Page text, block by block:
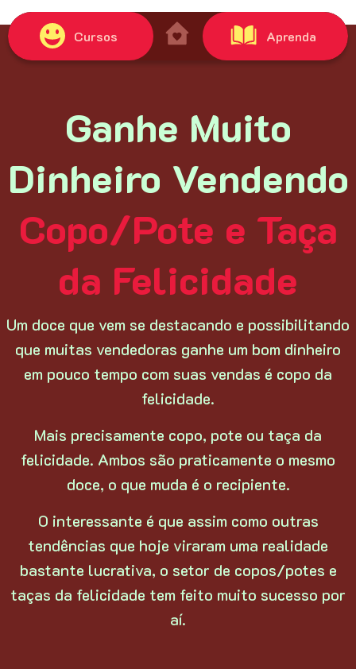
Cursos Aprenda
Ganhe Muito
Dinheiro Vendendo
Copo/Pote e Taça
da Felicidade
Um doce que vem se destacando e possibilitando
que muitas vendedoras ganhe um bom dinheiro
em pouco tempo com suas vendas é copo da
felicidade.
Mais precisamente copo, pote ou taça da
felicidade. Ambos são praticamente o mesmo
doce, o que muda é o recipiente.
O interessante é que assim como outras
tendências que hoje viraram uma realidade
bastante lucrativa, o setor de copos/potes e
taças da felicidade tem feito muito sucesso por
aí.